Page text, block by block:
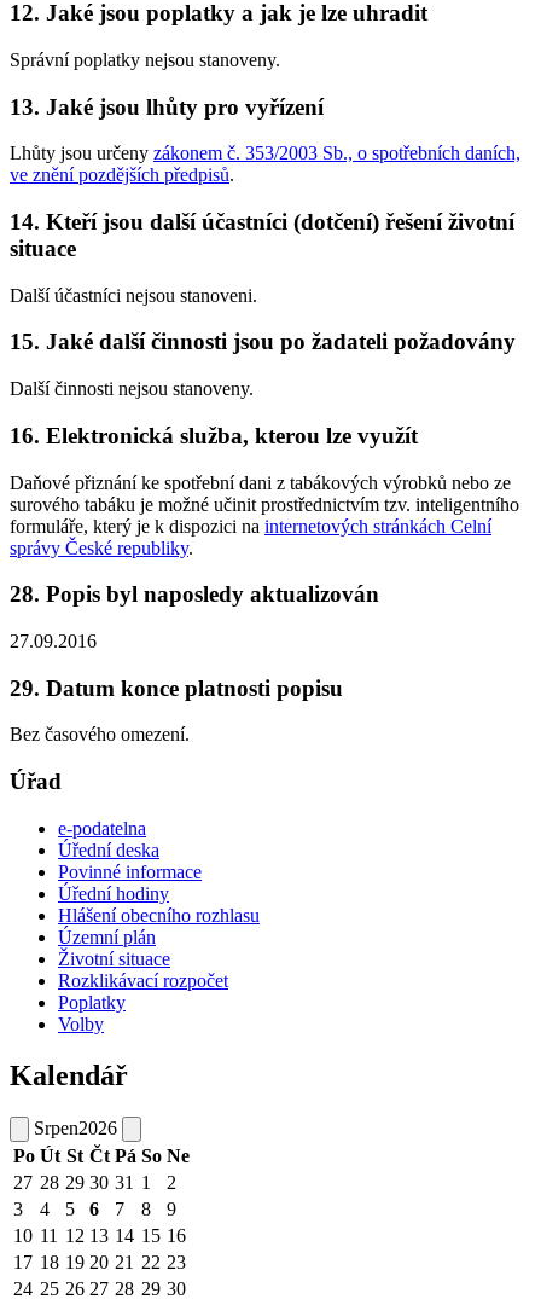
12. Jaké jsou poplatky a jak je lze uhradit
Správní poplatky nejsou stanoveny.
13. Jaké jsou lhůty pro vyřízení
Lhůty jsou určeny zákonem č. 353/2003 Sb., o spotřebních daních,
ve znění pozdějších předpisů.
14. Kteří jsou další účastníci (dotčení) řešení životní
situace
Další účastníci nejsou stanoveni.
15. Jaké další činnosti jsou po žadateli požadovány
Další činnosti nejsou stanoveny.
16. Elektronická služba, kterou lze využít
Daňové přiznání ke spotřební dani z tabákových výrobků nebo ze
surového tabáku je možné učinit prostřednictvím tzv. inteligentního
formuláře, který je k dispozici na internetových stránkách Celní
správy České republiky.
28. Popis byl naposledy aktualizován
27.09.2016
29. Datum konce platnosti popisu
Bez časového omezení.
Úřad
e-podatelna
Úřední deska
Povinné informace
Úřední hodiny
Hlášení obecního rozhlasu
Územní plán
Životní situace
Rozklikávací rozpočet
Poplatky
Volby
Kalendář
Srpen2026
Po Út St Čt Pá So Ne
27 28 29 30 31 1
2
3
4 5 6 7 8
9
10 11 12 13 14 15 16
17 18 19 20 21 22 23
24 25 26 27 28 29 30